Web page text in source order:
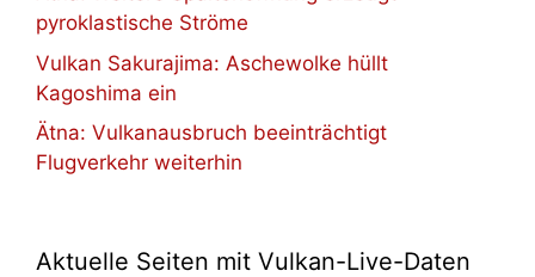
pyroklastische Ströme
Vulkan Sakurajima: Aschewolke hüllt
Kagoshima ein
Ätna: Vulkanausbruch beeinträchtigt
Flugverkehr weiterhin
Aktuelle Seiten mit Vulkan-Live-Daten